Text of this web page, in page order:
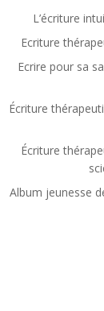
L’écriture
Ecriture
Ecrire pour sa
Écriture
Écriture
Album jeunesse